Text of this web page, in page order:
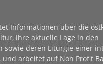
Informationen über die
ihre aktuelle Lage in den
sowie deren Liturgie einer
arbeitet auf Non Profit